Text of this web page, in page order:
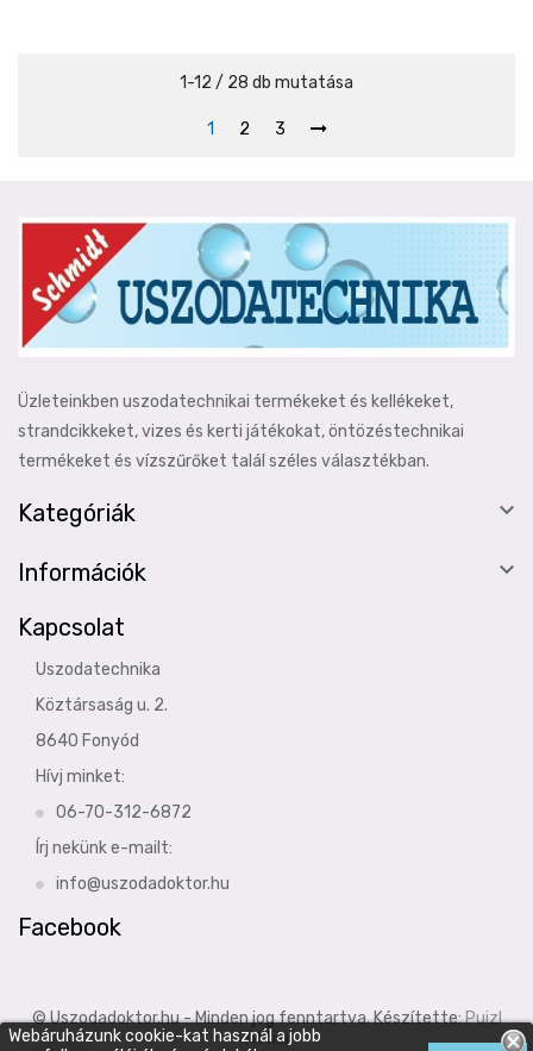
Webáruházunk cookie-kat használ a jobb
1-12 / 28 db mutatása
1 2 3
Üzleteinkben uszodatechnikai termékeket és kellékeket,
strandcikkeket, vizes és kerti játékokat, öntözéstechnikai
termékeket és vízszűrőket talál széles választékban.
Kategóriák 
Információk

Kapcsolat
Uszodatechnika
Köztársaság u. 2.
8640 Fonyód
Hívj minket:
06-70-312-6872
Írj nekünk e-mailt:
info@uszodadoktor.hu
Facebook
© Uszodadoktor.hu - Minden jog fenntartva. Készítette:Puizl
Attila